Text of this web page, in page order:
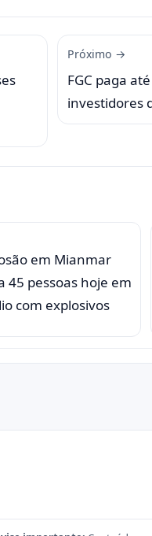
Próximo →
FGC paga
investidores
em Mianmar
45 pessoas hoje em
com explosivos